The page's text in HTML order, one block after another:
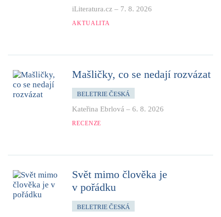
iLiteratura.cz – 7. 8. 2026
AKTUALITA
Mašličky, co se nedají rozvázat
BELETRIE ČESKÁ
Kateřina Ebrlová – 6. 8. 2026
RECENZE
Svět mimo člověka je
v pořádku
BELETRIE ČESKÁ